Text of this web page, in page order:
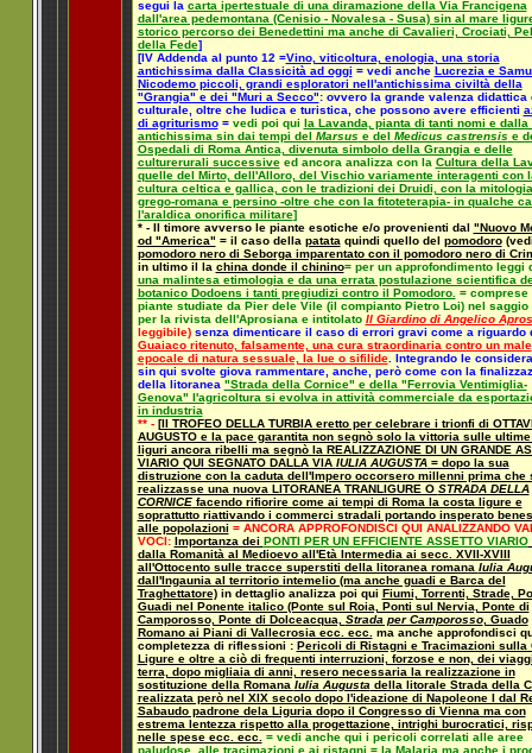
segui la carta ipertestuale di una diramazione della Via Francigena
dall'area pedemontana (Cenisio - Novalesa - Susa) sin al mare
storico percorso dei Benedettini ma anche di Cavalieri, Crociati,
della Fede]
[IV Addenda al punto 12 =Vino, viticoltura, enologia, una storia
antichissima dalla Classicità ad oggi = vedi anche Lucrezia e
Nicodemo piccoli, grandi esploratori nell'antichissima civiltà della
"Grangia" e dei "Muri a Secco": ovvero la grande valenza didattica
culturale, oltre che ludica e turistica, che possono avere efficienti
di agriturismo= vedi poi qui la Lavanda, pianta di tanti nomi e dalla
antichissima sin dai tempi del Marsus e del Medicus castrensis e
Ospedali di Roma Antica, divenuta simbolo della Grangia e delle
culturerurali successiveed ancora analizza con la Cultura della
quelle del Mirto, dell'Alloro, del Vischio variamente interagenti con
cultura celtica e gallica, con le tradizioni dei Druidi, con la mitologia
grego-romana e persino -oltre che con la fitoteterapia- in qualche
l'araldica onorifica militare]
* - Il timore avverso le piante esotiche e/o provenienti dal "Nuovo
od "America" = il caso della patata quindi quello del pomodoro
pomodoro nero di Seborga imparentato con il pomodoro nero di
in ultimo il la china donde il chinino= per un approfondimento leggi
una malintesa etimologia e da una errata postulazione scientifica
botanico Dodoens i tanti pregiudizi contro il Pomodoro. = comprese
piante studiate da Pier dele Vile (il compianto Pietro Loi) nel saggio
per la rivista dell'Aprosiana e intitolato Il Giardino di Angelico
leggibile)senza dimenticare il caso di errori gravi come a riguardo
Guaiaco ritenuto, falsamente, una cura straordinaria contro un male
epocale di natura sessuale, la lue o sifilide. Integrando le
sin qui svolte giova rammentare, anche, però come con la
della litoranea "Strada della Cornice" e della "Ferrovia Ventimiglia-
Genova" l'agricoltura si evolva in attività commerciale da
in industria
** - [Il TROFEO DELLA TURBIA eretto per celebrare i trionfi di
AUGUSTO e la pace garantita non segnò solo la vittoria sulle
liguri ancora ribelli ma segnò la REALIZZAZIONE DI UN GRANDE
VIARIO QUI SEGNATO DALLA VIA IULIA AUGUSTA= dopo la sua
distruzione con la caduta dell'Impero occorsero millenni prima che
realizzasse una nuova LITORANEA TRANLIGURE O STRADA DELLA
CORNICEfacendo rifiorire come ai tempi di Roma la costa ligure e
soprattutto riattivando i commerci stradali portando insperato
alle popolazioni = ANCORA APPROFONDISCI QUI ANALIZZANDO
VOCI: Importanza dei PONTI PER UN EFFICIENTE ASSETTO VIARIO
dalla Romanità al Medioevo all'Età Intermedia ai secc. XVII-XVIII
all'Ottocento sulle tracce superstiti della litoranea romana Iulia
dall'Ingaunia al territorio intemelio (ma anche guadi e Barca del
Traghettatore)in dettaglio analizza poi qui Fiumi, Torrenti, Strade,
Guadi nel Ponente italico (Ponte sul Roia, Ponti sul Nervia, Ponte di
Camporosso, Ponte di Dolceacqua, Strada per Camporosso, Guado
Romano ai Piani di Vallecrosia ecc. ecc.
ma anche approfondisci
completezza di riflessioni : Pericoli di Ristagni e Tracimazioni sulla
Ligure e oltre a ciò di frequenti interruzioni, forzose e non, dei
terra, dopo migliaia di anni, resero necessaria la realizzazione in
sostituzione della Romana Iulia Augusta della litorale Strada della
realizzata però nel XIX secolo dopo l'ideazione di Napoleone I dal
Sabaudo padrone dela Liguria dopo il Congresso di Vienna ma con
estrema lentezza rispetto alla progettazione, intrighi burocratici,
nelle spese ecc. ecc.
= vedi anche qui i pericoli correlati alle aree
paludose, alle tracimazioni e ai ristagni = la Malaria ma anche i